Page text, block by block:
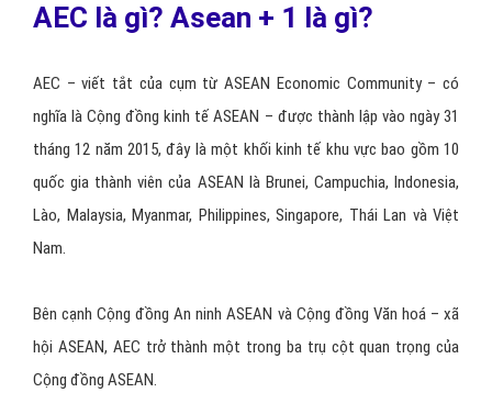
AEC là gì? Asean + 1 là gì?
AEC – viết tắt của cụm từ ASEAN Economic Community – có
nghĩa là Cộng đồng kinh tế ASEAN – được thành lập vào ngày 31
tháng 12 năm 2015, đây là một khối kinh tế khu vực bao gồm 10
quốc gia thành viên của ASEAN là Brunei, Campuchia, Indonesia,
Lào, Malaysia, Myanmar, Philippines, Singapore, Thái Lan và Việt
Nam.
Bên cạnh Cộng đồng An ninh ASEAN và Cộng đồng Văn hoá – xã
hội ASEAN, AEC trở thành một trong ba trụ cột quan trọng của
Cộng đồng ASEAN.